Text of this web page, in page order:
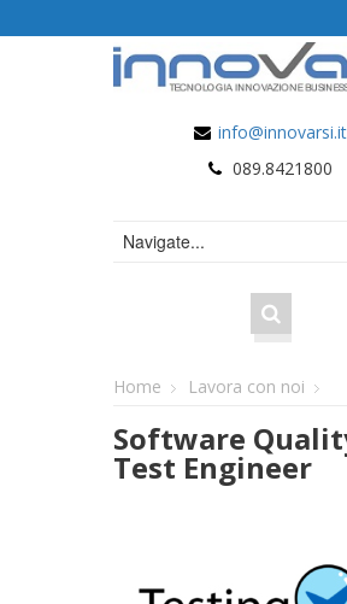
info@innovarsi.it
089.8421800
Home Lavora con noi
Software
Test Engineer